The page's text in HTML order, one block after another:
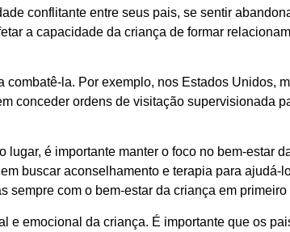
conflitante entre seus pais, se sentir
a capacidade da criança de formar
la. Por exemplo, nos Estados Unidos,
conceder ordens de visitação supervisionada
é importante manter o foco no bem-estar
buscar aconselhamento e terapia para ajudá-
com o bem-estar da criança em primeiro
e emocional da criança. É importante que os